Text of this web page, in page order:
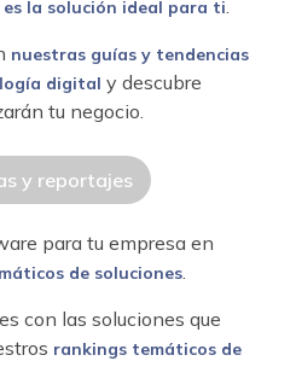
la solución ideal para ti.
nuestras guías y tendencias
digital y descubre
tu negocio.
y reportajes
para tu empresa en
de soluciones.
con las soluciones que
rankings temáticos de